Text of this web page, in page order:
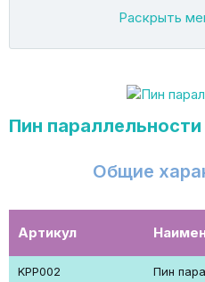
Раскрыть
Пин параллельности
Общие
Артикул
KPP002 Пин